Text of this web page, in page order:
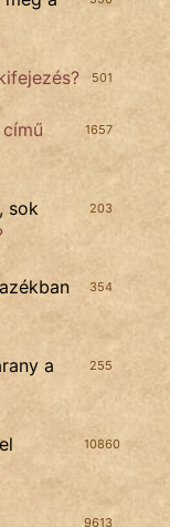
501
1657
című
203
sok
354
255
a
10860
9613